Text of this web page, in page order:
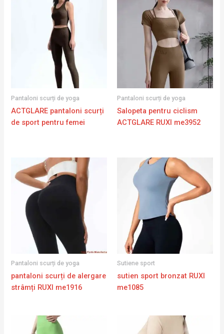
Pantaloni scurți de yoga
ACTGLARE pantaloni scurți
de sport pentru femei
Pantaloni scurți de yoga
Salopeta pentru ciclism
ACTGLARE RUXI me3952
Pantaloni scurți de yoga
pantaloni scurți de alergare
strâmți RUXI me1916
Sutiene sport
sutien sport bronzat RUXI
me1085